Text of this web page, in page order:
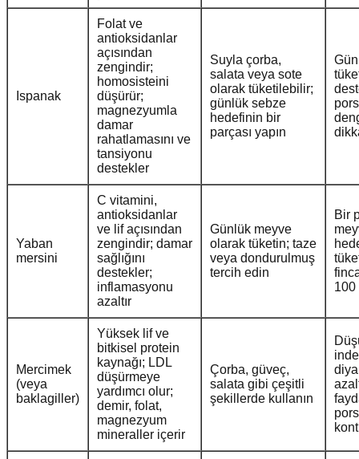
Ispanak
Folat ve
antioksidanlar
açısından
zengindir;
homosisteini
düşürür;
magnezyumla
damar
rahatlamasını ve
tansiyonu
destekler
Suyla çorba,
salata veya sote
olarak tüketilebilir;
günlük sebze
hedefinin bir
parçası yapın
Yaban
mersini
C vitamini,
antioksidanlar
ve lif açısından
zengindir; damar
sağlığını
destekler;
inflamasyonu
azaltır
Günlük meyve
olarak tüketin; taze
veya dondurulmuş
tercih edin
Bir
100
Mercimek
(veya
baklagiller)
Yüksek lif ve
bitkisel protein
kaynağı; LDL
düşürmeye
yardımcı olur;
demir, folat,
magnezyum
mineraller içerir
Çorba, güveç,
salata gibi çeşitli
şekillerde kullanın